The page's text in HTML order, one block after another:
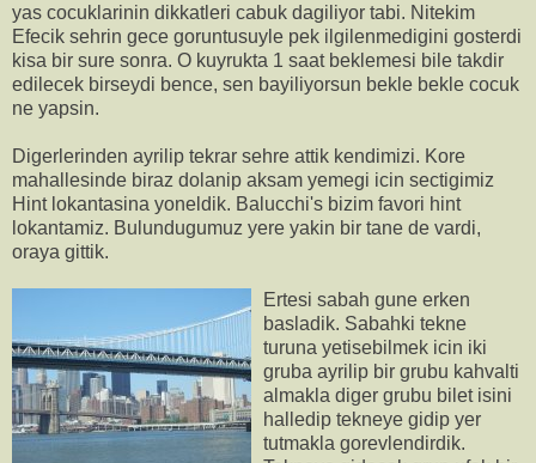
yas cocuklarinin dikkatleri cabuk dagiliyor tabi. Nitekim
Efecik sehrin gece goruntusuyle pek ilgilenmedigini gosterdi
kisa bir sure sonra. O kuyrukta 1 saat beklemesi bile takdir
edilecek birseydi bence, sen bayiliyorsun bekle bekle cocuk
ne yapsin.
Digerlerinden ayrilip tekrar sehre attik kendimizi. Kore
mahallesinde biraz dolanip aksam yemegi icin sectigimiz
Hint lokantasina yoneldik. Balucchi's bizim favori hint
lokantamiz. Bulundugumuz yere yakin bir tane de vardi,
oraya gittik.
Ertesi sabah gune erken
basladik. Sabahki tekne
turuna yetisebilmek icin iki
gruba ayrilip bir grubu kahvalti
almakla diger grubu bilet isini
halledip tekneye gidip yer
tutmakla gorevlendirdik.